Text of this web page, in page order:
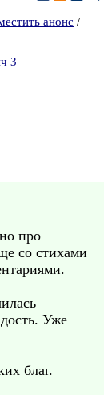
анонс /
3
про
со стихами
Уже
благ.